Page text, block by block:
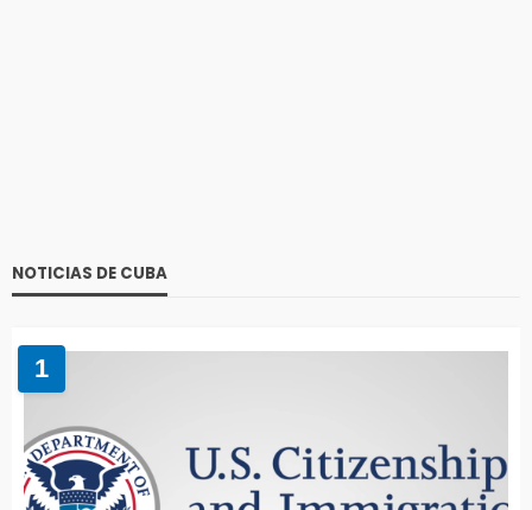
NOTICIAS DE CUBA
1